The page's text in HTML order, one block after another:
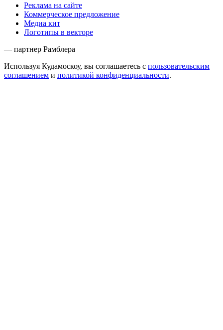
Реклама на сайте
Коммерческое предложение
Медиа кит
Логотипы в векторе
— партнер Рамблера
Используя Кудамоскоу, вы соглашаетесь с пользовательским
соглашением и политикой конфиденциальности.